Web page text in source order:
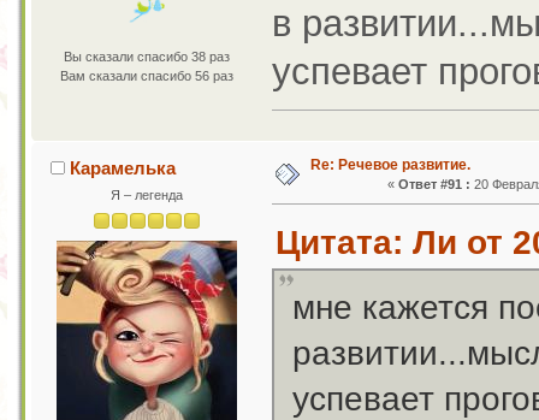
Вы сказали спасибо 38 раз
Вам сказали спасибо 56 раз
в
успевает
Карамелька
Я – легенда
Re: Речевое развитие.
« Ответ #91 : 20
Цитата: Ли от
мне кажется
успевает